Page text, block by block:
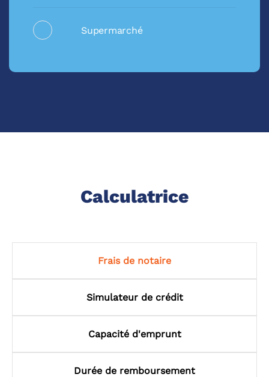
Supermarché
Calculatrice
Frais de notaire
Simulateur de crédit
Capacité d'emprunt
Durée de remboursement